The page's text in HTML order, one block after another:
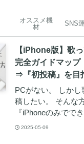
オススメ機
材
SNS
【iPhone版】歌
完全ガイドマップ
⇒『初投稿』を目
PCがない。 しか
稿したい。 そんな
『iPhoneのみでで
2025-05-09